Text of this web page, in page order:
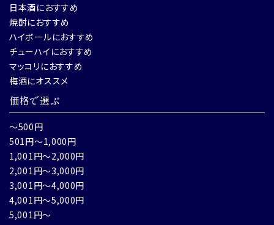
日本酒におすすめ
焼酎におすすめ
ハイボールにおすすめ
チューハイにおすすめ
マッコリにおすすめ
梅酒にオススメ
価格で選ぶ
～500円
501円～1,000円
1,001円～2,000円
2,001円～3,000円
3,001円～4,000円
4,001円～5,000円
5,001円～